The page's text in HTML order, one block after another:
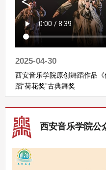
2025-04-30
西安音乐学院原创舞蹈作品
蹈“荷花奖”古典舞奖
西安音乐学院公